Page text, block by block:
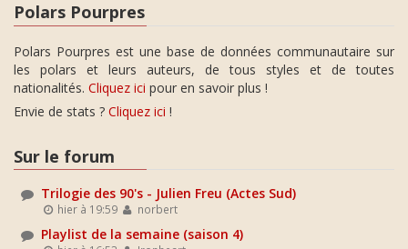
Polars Pourpres
Polars Pourpres est une base de données communautaire sur
les polars et leurs auteurs, de tous styles et de toutes
nationalités. Cliquez ici pour en savoir plus !
Envie de stats ? Cliquez ici !
Sur le forum
Trilogie des 90's - Julien Freu (Actes Sud)
hier à 19:59 norbert
Playlist de la semaine (saison 4)